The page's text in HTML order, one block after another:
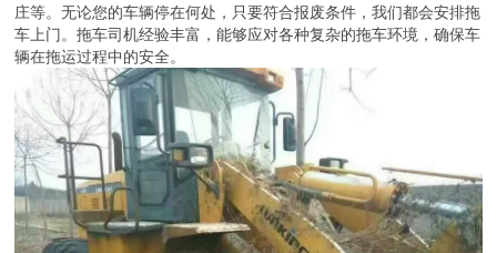
庄等。无论您的车辆停在何处，只要符合报废条件，我们都会安排拖
车上门。拖车司机经验丰富，能够应对各种复杂的拖车环境，确保车
辆在拖运过程中的安全。